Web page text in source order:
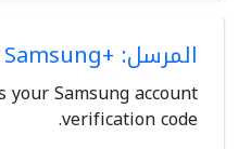
المرسل: +Samsung
your Samsung account
verification code.